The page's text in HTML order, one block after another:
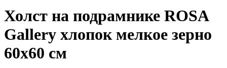
Холст на подрамнике ROSA
Gallery хлопок мелкое зерно
60х60 см